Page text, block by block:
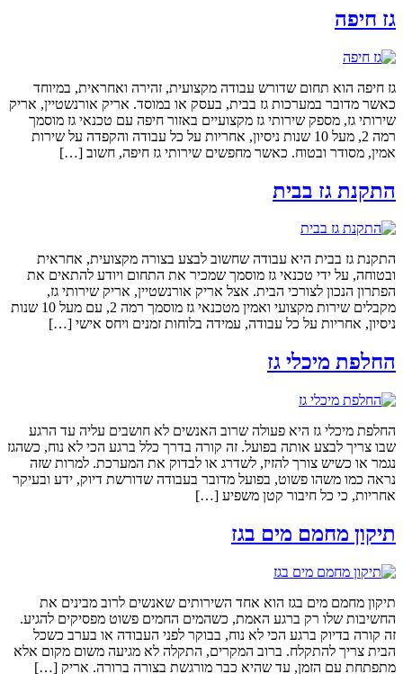
גז חיפה
גז חיפה הוא תחום שדורש עבודה מקצועית, זהירה ואחראית, במיוחד
כאשר מדובר במערכות גז בבית, בעסק או במוסד. אריק אורנשטיין, אריק
שירותי גז, מספק שירותי גז מקצועיים באזור חיפה עם טכנאי גז מוסמך
רמה 2, מעל 10 שנות ניסיון, אחריות על כל עבודה והקפדה על שירות
אמין, מסודר ובטוח. כאשר מחפשים שירותי גז חיפה, חשוב […]
התקנת גז בבית
התקנת גז בבית היא עבודה שחשוב לבצע בצורה מקצועית, אחראית
ובטוחה, על ידי טכנאי גז מוסמך שמכיר את התחום ויודע להתאים את
הפתרון הנכון לצורכי הבית. אצל אריק אורנשטיין, אריק שירותי גז,
מקבלים שירות מקצועי ואמין מטכנאי גז מוסמך רמה 2, עם מעל 10 שנות
ניסיון, אחריות על כל עבודה, עמידה בלוחות זמנים ויחס אישי […]
החלפת מיכלי גז
החלפת מיכלי גז היא פעולה שרוב האנשים לא חושבים עליה עד הרגע
שבו צריך לבצע אותה בפועל. זה קורה בדרך כלל ברגע הכי לא נוח, כשהגז
נגמר או כשיש צורך להזיז, לשדרג או לבדוק את המערכת. למרות שזה
נראה כמו משהו פשוט, בפועל מדובר בעבודה שדורשת דיוק, ידע ובעיקר
אחריות, כי כל חיבור קטן משפיע […]
תיקון מחמם מים בגז
תיקון מחמם מים בגז הוא אחד השירותים שאנשים לרוב מבינים את
החשיבות שלו רק ברגע האמת, כשהמים החמים פשוט מפסיקים להגיע.
זה קורה בדיוק ברגע הכי לא נוח, בבוקר לפני העבודה או בערב כשכל
הבית צריך להתקלח. ברוב המקרים, התקלה לא מגיעה משום מקום אלא
מתפתחת עם הזמן, עד שהיא כבר מורגשת בצורה ברורה. אריק […]